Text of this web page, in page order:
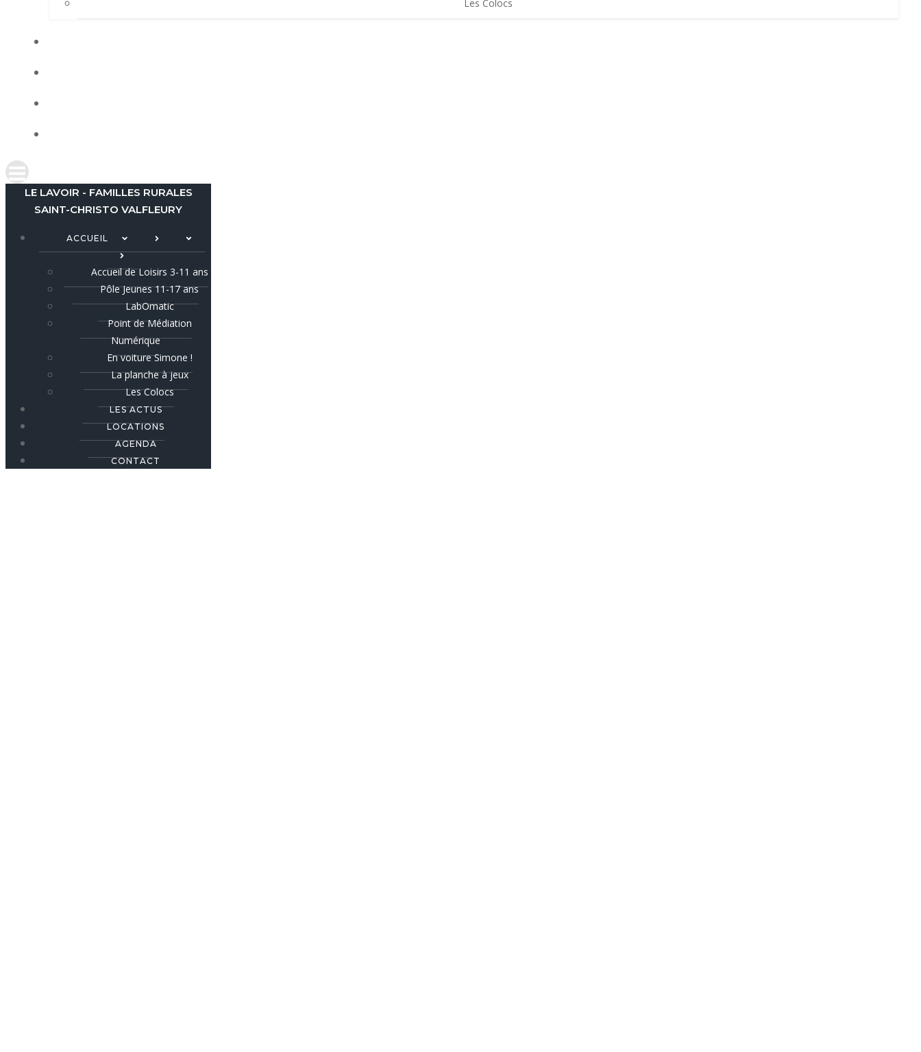
Les Colocs
LE LAVOIR - FAMILLES RURALES
SAINT-CHRISTO VALFLEURY
ACCUEIL
Accueil de Loisirs 3-11 ans
Pôle Jeunes 11-17 ans
LabOmatic
Point de Médiation
Numérique
En voiture Simone !
La planche à jeux
Les Colocs
LES ACTUS
LOCATIONS
AGENDA
CONTACT